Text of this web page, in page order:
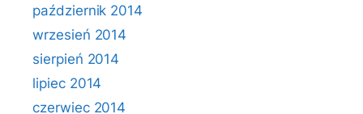
październik 2014
wrzesień 2014
sierpień 2014
lipiec 2014
czerwiec 2014